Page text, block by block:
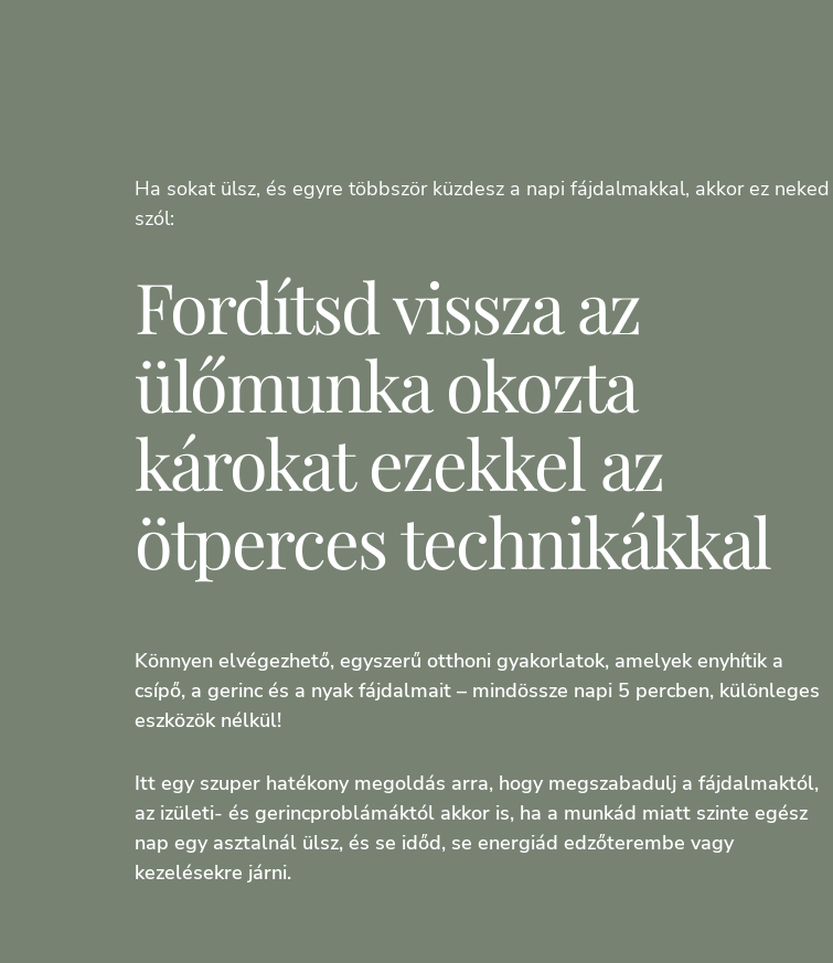
Ha sokat ülsz, és egyre többször küzdesz a napi fájdalmakkal, akkor ez neked
szól:
Fordítsd vissza az
ülőmunka okozta
károkat ezekkel az
ötperces technikákkal
Könnyen elvégezhető, egyszerű otthoni gyakorlatok, amelyek enyhítik a
csípő, a gerinc és a nyak fájdalmait – mindössze napi 5 percben, különleges
eszközök nélkül!
Itt egy szuper hatékony megoldás arra, hogy megszabadulj a fájdalmaktól,
az izületi- és gerincproblámáktól akkor is, ha a munkád miatt szinte egész
nap egy asztalnál ülsz, és se időd, se energiád edzőterembe vagy
kezelésekre járni.